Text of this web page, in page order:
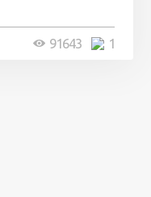
1
91643